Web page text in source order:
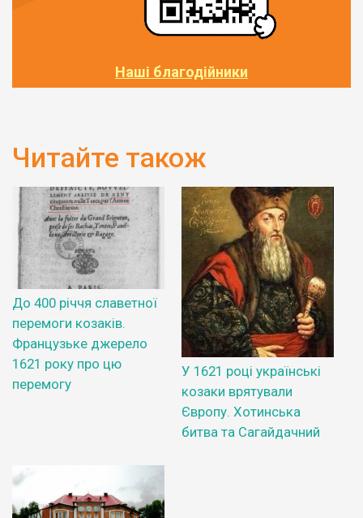
Наші благодійники
Читайте також
До 400 річчя славетної
перемоги козаків.
Французьке джерело
1621 року про цю
перемогу
У 1621 році українські
козаки врятували
Європу. Хотинська
битва та Сагайдачний